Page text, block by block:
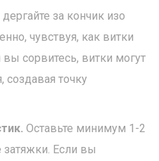
дергайте за кончик изо
чувствуя, как витки
вы сорвитесь, витки могут
создавая точку
Оставьте минимум 1-2
затяжки. Если вы